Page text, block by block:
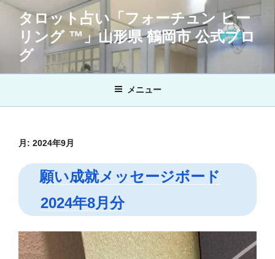
キ
タロット占い「フォーチュン ヒー
リング ™」山形県 鶴岡市 公式ブロ
グ
メニュー
月: 2024年9月
願い成就メッセージボード
2024年8月分